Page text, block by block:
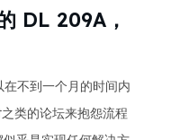
DL 209A，
不到一个月的时间内
类的论坛来抱怨流程